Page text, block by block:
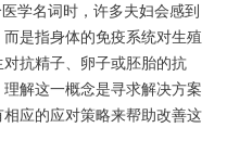
学名词时，许多夫妇会感到
是指身体的免疫系统对生殖
抗精子、卵子或胚胎的抗
解这一概念是寻求解决方案
应的应对策略来帮助改善这